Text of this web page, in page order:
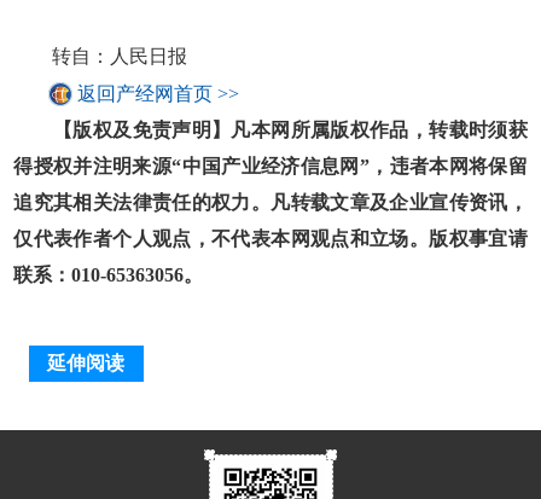
转自：人民日报
返回产经网首页 >>
【版权及免责声明】凡本网所属版权作品，转载时须获
得授权并注明来源“中国产业经济信息网”，违者本网将保留
追究其相关法律责任的权力。凡转载文章及企业宣传资讯，
仅代表作者个人观点，不代表本网观点和立场。版权事宜请
联系：010-65363056。
延伸阅读